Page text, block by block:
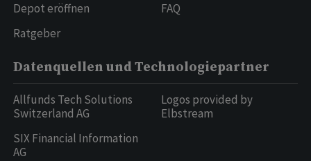
Depot eröffnen
Ratgeber
FAQ
Datenquellen und Technologiepartner
Allfunds Tech Solutions
Switzerland AG
SIX Financial Information
AG
Logos provided by
Elbstream